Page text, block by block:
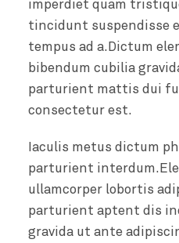
imperdiet quam
tincidunt suspendisse
tempus ad a.Dictum
bibendum cubilia
parturient mattis dui
consectetur est.
Iaculis metus dictum
parturient
ullamcorper lobortis
parturient aptent dis
gravida ut ante